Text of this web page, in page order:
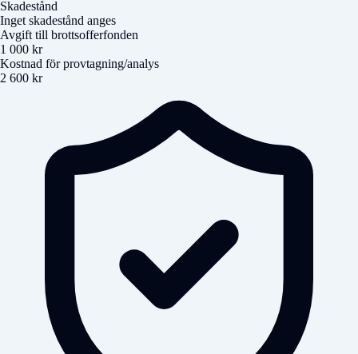
Skadestånd
Inget skadestånd anges
Avgift till brottsofferfonden
1 000 kr
Kostnad för provtagning/analys
2 600 kr